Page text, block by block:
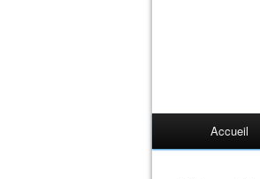
Accueil